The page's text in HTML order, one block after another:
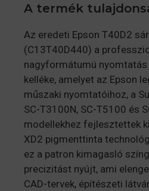
A termék
Az eredeti Epson T40D2
(C13T40D440) a
nagyformátumú
kelléke, amelyet az Epson
műszaki nyomtatóihoz, a
SC-T3100N, SC-T5100 és
modellekhez fejlesztettek
XD2 pigmenttinta
ez a patron kimagasló
precizitást nyújt, ami
CAD-tervek, építészeti